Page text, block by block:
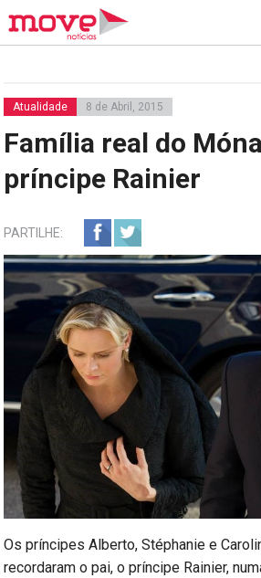
Atualidade 8 de Abril, 2015
Família real do
príncipe Rainier
PARTILHE:
Os príncipes Alberto, Stéphanie e
recordaram o pai, o príncipe Rainier,